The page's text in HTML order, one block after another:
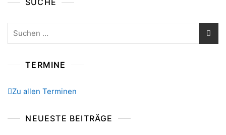
TERMINE
Zu allen Terminen
NEUESTE BEITRÄGE